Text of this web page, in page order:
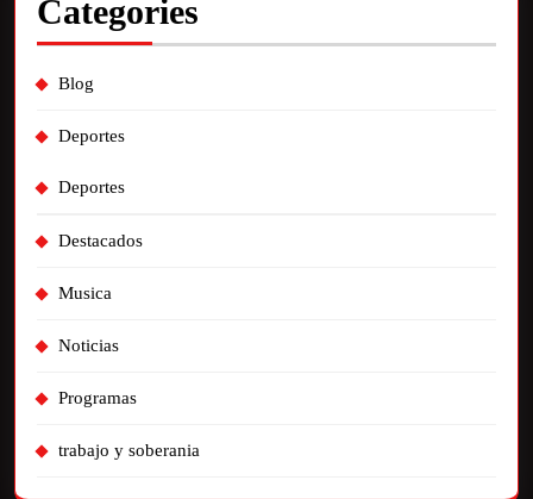
Categories
Blog
Deportes
Deportes
Destacados
Musica
Noticias
Programas
trabajo y soberania